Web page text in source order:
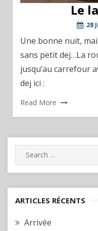
Le
28
Une bonne nuit,
sans petit dej…La
jusqu’au carrefour
dej ici :
Read More
Search
for:
ARTICLES RÉCENTS
Arrivée